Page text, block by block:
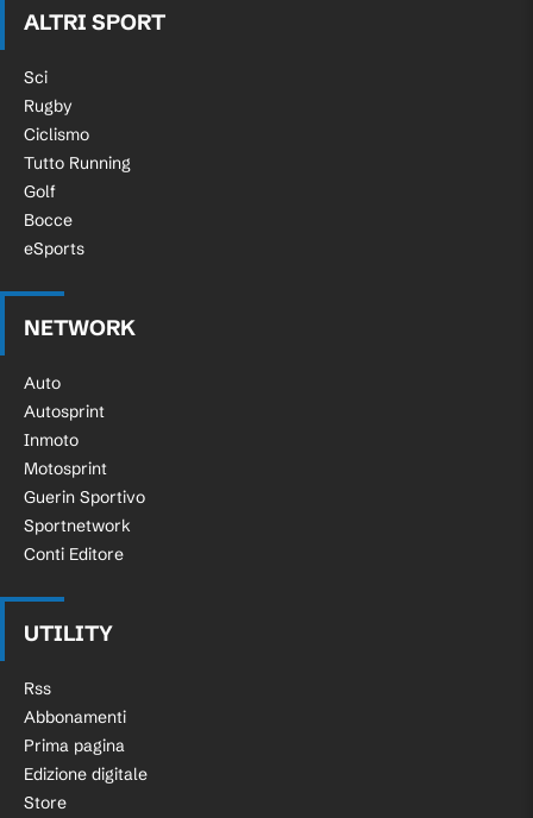
ALTRI SPORT
Sci
Rugby
Ciclismo
Tutto Running
Golf
Bocce
eSports
NETWORK
Auto
Autosprint
Inmoto
Motosprint
Guerin Sportivo
Sportnetwork
Conti Editore
UTILITY
Rss
Abbonamenti
Prima pagina
Edizione digitale
Store